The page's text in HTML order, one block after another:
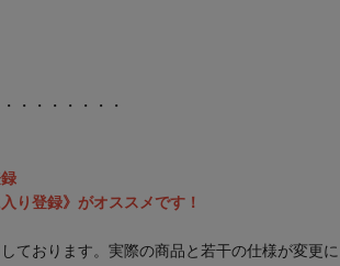
・・・・・・・
り登録》がオススメです！
ております。実際の商品と若干の仕様が変更に